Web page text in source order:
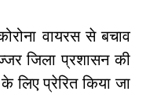
वायरस से बचाव
जिला प्रशासन की
प्रेरित किया जा